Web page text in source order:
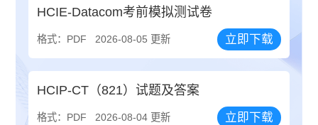
HCIE-Datacom考前模拟测试卷
格式：PDF 2026-08-05 更新 立即下载
HCIP-CT（821）试题及答案
格式：PDF 2026-08-04 更新 立即下载